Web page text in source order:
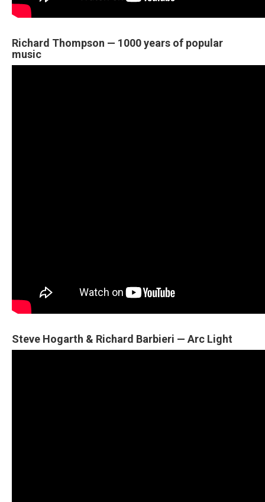
Richard Thompson — 1000 years of popular
music
Steve Hogarth & Richard Barbieri — Arc Light